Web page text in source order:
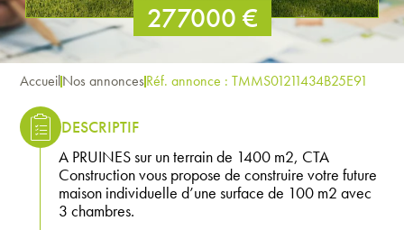
277000 €
AccueilNos annoncesRéf. annonce : TMMS01211434B25E91
DESCRIPTIF
A PRUINES sur un terrain de 1400 m2, CTA
Construction vous propose de construire votre future
maison individuelle d’une surface de 100 m2 avec
3 chambres.